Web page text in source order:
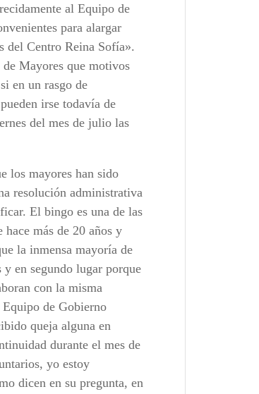
al Equipo de
para alargar
del Centro Reina Sofía».
de Mayores que motivos
en un rasgo de
irse todavía de
del mes de julio las
los mayores han sido
resolución administrativa
El bingo es una de las
más de 20 años y
la inmensa mayoría de
en segundo lugar porque
con la misma
de Gobierno
queja alguna en
durante el mes de
yo estoy
dicen en su pregunta, en